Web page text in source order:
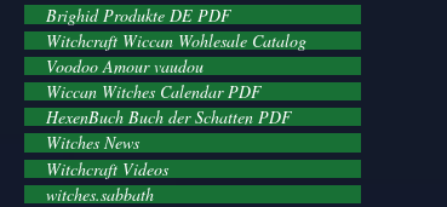
Brighid Produkte DE PDF
Witchcraft Wiccan Wohlesale Catalog
Voodoo Amour vaudou
Wiccan Witches Calendar PDF
HexenBuch Buch der Schatten PDF
Witches News
Witchcraft Videos
witches.sabbath